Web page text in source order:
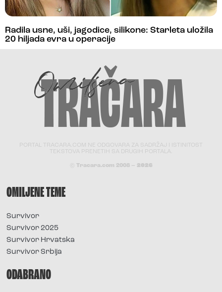
Radila usne, uši, jagodice, silikone: Starleta uložila
20 hiljada evra u operacije
PORTAL TRACARA.COM NE ODGOVARA ZA SADRŽAJ I ISTINITOST
TEKSTOVA PRENETIH SA DRUGIH PORTALA.
© Tracara.com 2008 – 2026
OMILJENE TEME
Survivor
Survivor 2025
Survivor Hrvatska
Survivor Srbija
ODABRANO